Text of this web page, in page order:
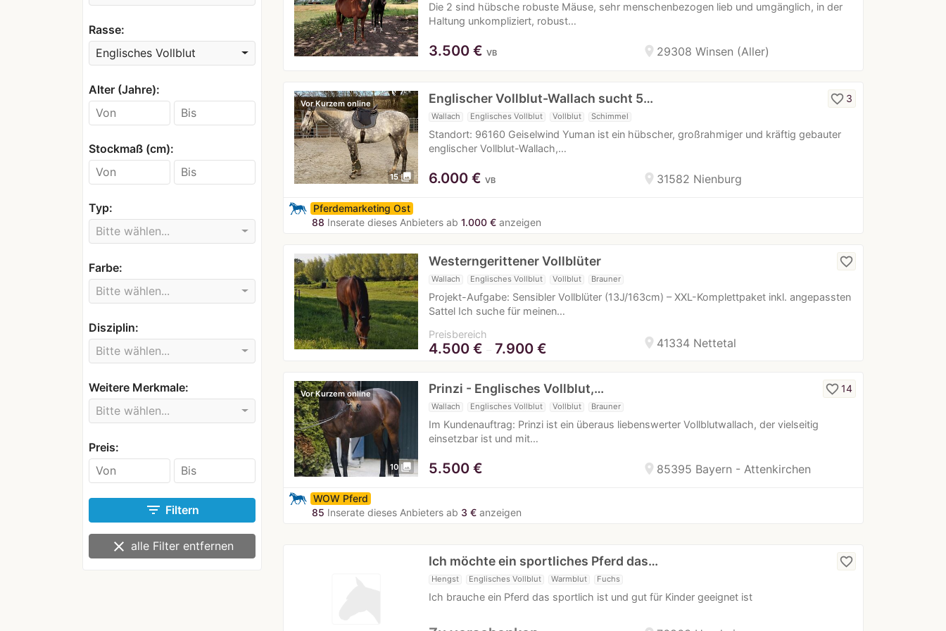
Rasse:
Englisches Vollblut
Alter (Jahre):
Stockmaß (cm):
Typ:
Bitte wählen...
Farbe:
Bitte wählen...
Disziplin:
Bitte wählen...
Weitere Merkmale:
Bitte wählen...
Preis:
filter_list Filtern
clear alle Filter entfernen
Die 2 sind hübsche robuste Mäuse, sehr menschenbezogen lieb und umgänglich, in der
Haltung unkompliziert, robust…
location_on 29308 Winsen (Aller)
3.500 € VB
15 photo_library
Vor Kurzem online Englischer Vollblut-Wallach sucht 5…
Wallach Englisches Vollblut Vollblut Schimmel
Standort: 96160 Geiselwind Yuman ist ein hübscher, großrahmiger und kräftig gebauter
englischer Vollblut-Wallach,…
favorite_border 3
location_on 31582 Nienburg
6.000 € VB
Pferdemarketing Ost
88 Inserate dieses Anbieters ab 1.000 € anzeigen
Westerngerittener Vollblüter
Wallach Englisches Vollblut Vollblut Brauner
Projekt-Aufgabe: Sensibler Vollblüter (13J/163cm) – XXL-Komplettpaket inkl. angepassten
Sattel Ich suche für meinen…
favorite_border
location_on 41334 Nettetal
Preisbereich
4.500 € –7.900 €
10 photo_library
Vor Kurzem online Prinzi - Englisches Vollblut,…
Wallach Englisches Vollblut Vollblut Brauner
Im Kundenauftrag: Prinzi ist ein überaus liebenswerter Vollblutwallach, der vielseitig
einsetzbar ist und mit…
favorite_border14
location_on 85395 Bayern - Attenkirchen
5.500 €
WOW Pferd
85 Inserate dieses Anbieters ab 3 € anzeigen
Ich möchte ein sportliches Pferd das…
Hengst Englisches Vollblut Warmblut Fuchs
Ich brauche ein Pferd das sportlich ist und gut für Kinder geeignet ist
favorite_border